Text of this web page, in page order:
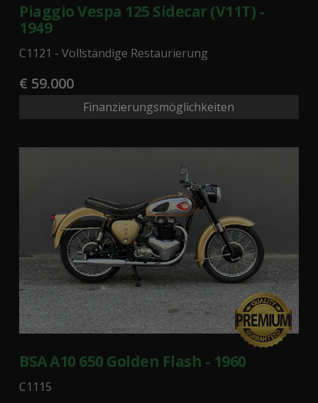
Piaggio Vespa 125 Sidecar (V11T) -
1949
C1121 - Vollständige Restaurierung
€ 59.000
Finanzierungsmöglichkeiten
BSA A10 650 Golden Flash - 1960
C1115